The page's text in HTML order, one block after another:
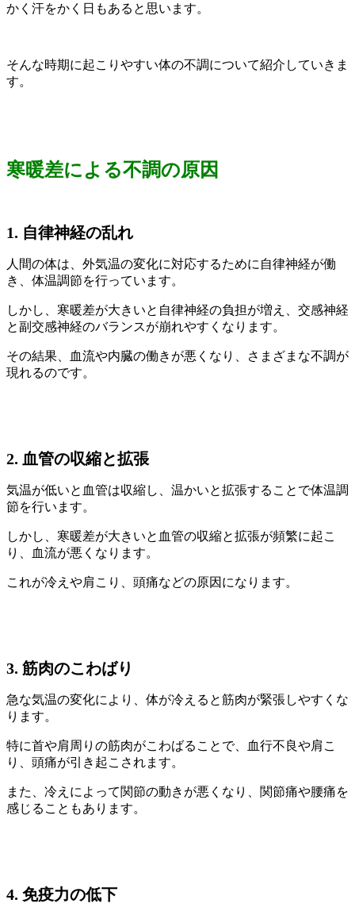
かく汗をかく日もあると思います。
そんな時期に起こりやすい体の不調について紹介していきま
す。
寒暖差による不調の原因
1. 自律神経の乱れ
人間の体は、外気温の変化に対応するために自律神経が働
き、体温調節を行っています。
しかし、寒暖差が大きいと自律神経の負担が増え、交感神経
と副交感神経のバランスが崩れやすくなります。
その結果、血流や内臓の働きが悪くなり、さまざまな不調が
現れるのです。
2. 血管の収縮と拡張
気温が低いと血管は収縮し、温かいと拡張することで体温調
節を行います。
しかし、寒暖差が大きいと血管の収縮と拡張が頻繁に起こ
り、血流が悪くなります。
これが冷えや肩こり、頭痛などの原因になります。
3. 筋肉のこわばり
急な気温の変化により、体が冷えると筋肉が緊張しやすくな
ります。
特に首や肩周りの筋肉がこわばることで、血行不良や肩こ
り、頭痛が引き起こされます。
また、冷えによって関節の動きが悪くなり、関節痛や腰痛を
感じることもあります。
4. 免疫力の低下